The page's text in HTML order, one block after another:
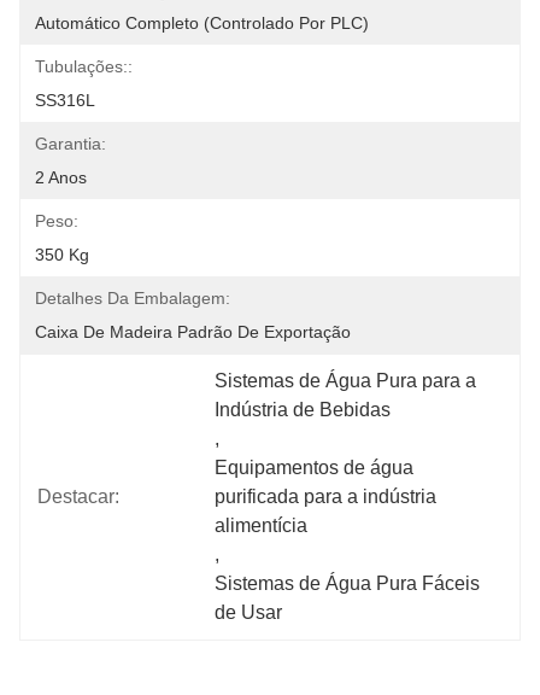
Automático Completo (controlado Por PLC)
Tubulações::
SS316L
Garantia:
2 Anos
Peso:
350 Kg
Detalhes Da Embalagem:
Caixa De Madeira Padrão De Exportação
Destacar:
Sistemas de Água Pura para a
Indústria de Bebidas
,
Equipamentos de água
purificada para a indústria
alimentícia
,
Sistemas de Água Pura Fáceis
de Usar